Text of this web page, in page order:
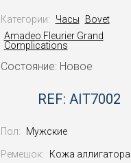
Категории: Часы
Bovet
Amadeo Fleurier Grand
Complications
Состояние: Новое
REF: AIT7002
Пол: Мужские
Ремешок:
Кожа аллигатора